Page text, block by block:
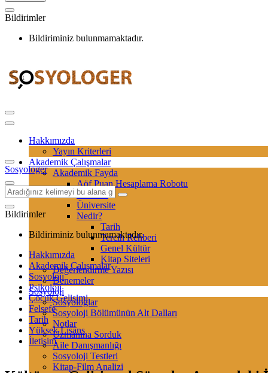
Bildirimler
Bildiriminiz bulunmamaktadır.
Hakkımızda
Yayın Kriterleri
Akademik Çalışmalar
Akademik Fayda
Aöf Puan Hesaplama Robotu
Sertifika
Üniversite
Nedir?
Tarih
Tercih Rehberi
Genel Kültür
Kitap Siteleri
Değerlendirme Yazısı
Denemeler
Sosyoloji
Sosyologlar
Sosyoloji Bölümünün Alt Dalları
Notlar
Uzmanına Sorduk
Aile Danışmanlığı
Sosyoloji Testleri
Kitap-Film Analizi
Sosyologer
Bildirimler
Bildiriminiz bulunmamaktadır.
Hakkımızda
Akademik Çalışmalar
Sosyoloji
Psikoloji
Çocuk Gelişimi
Felsefe
Tarih
Yüksek Lisans
İletişim